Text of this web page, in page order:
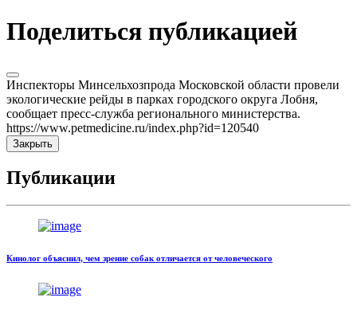
Поделиться публикацией
Инспекторы Минсельхозпрода Московской области провели
экологические рейды в парках городского округа Лобня,
сообщает пресс-служба регионального министерства.
https://www.petmedicine.ru/index.php?id=120540
Закрыть
Публикации
Кинолог объяснил, чем зрение собак отличается от человеческого